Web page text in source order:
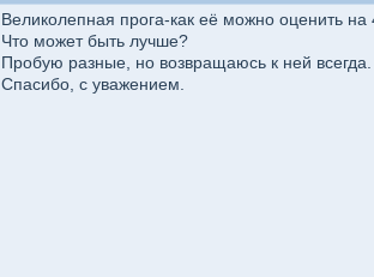
Великолепная прога-как её можно оценить на
Что может быть лучше?
Пробую разные, но возвращаюсь к ней всегда.
Спасибо, с уважением.